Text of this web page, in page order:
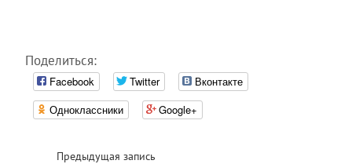
Поделиться:
Facebook Twitter
Вконтакте
Одноклассники
Google+
Предыдущая запись